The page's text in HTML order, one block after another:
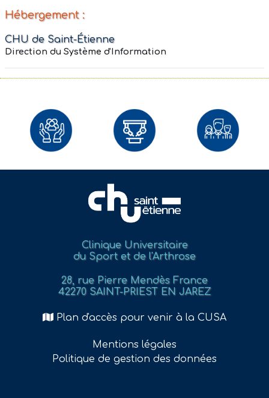
Hébergement :
CHU de Saint-Étienne
Direction du Système d'Information
Clinique Universitaire
du Sport et de l'Arthrose
28, rue Pierre Mendès France
42270 SAINT-PRIEST EN JAREZ
Plan d'accès pour venir à la CUSA
Mentions légales
Politique de gestion des données